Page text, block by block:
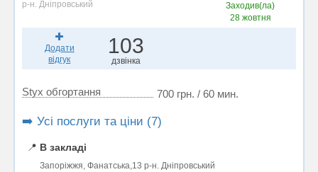
р-н. Дніпровський
Заходив(ла)
28 жовтня
Додати
відгук
103
дзвінка
Styx обгортання 700 грн. / 60 мин.
➡️ Усі послуги та ціни (7)
📍 В закладі
Запоріжжя, Фанатська,13 р-н. Дніпровський